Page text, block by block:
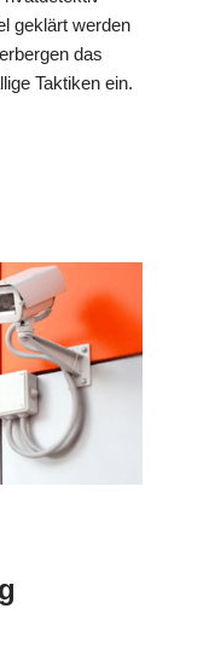
geklärt werden
das
Taktiken ein.